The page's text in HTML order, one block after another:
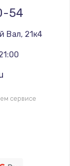
54
Вал, 21к4
сервисе